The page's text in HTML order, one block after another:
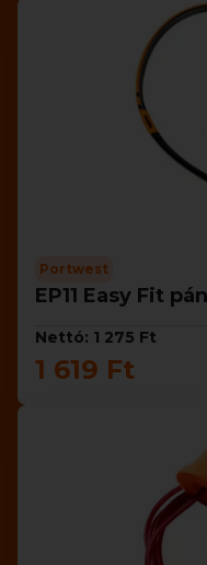
Portwest
EP11 Easy Fit
Nettó: 1 275 Ft
1 619 Ft